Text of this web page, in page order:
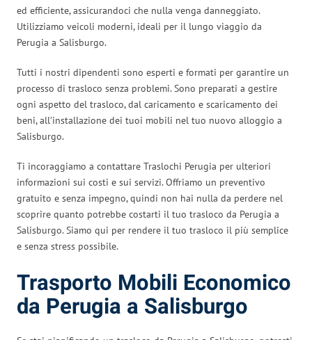
ed efficiente, assicurandoci che nulla venga danneggiato.
Utilizziamo veicoli moderni, ideali per il lungo viaggio da
Perugia a Salisburgo.
Tutti i nostri dipendenti sono esperti e formati per garantire un
processo di trasloco senza problemi. Sono preparati a gestire
ogni aspetto del trasloco, dal caricamento e scaricamento dei
beni, all’installazione dei tuoi mobili nel tuo nuovo alloggio a
Salisburgo.
Ti incoraggiamo a contattare Traslochi Perugia per ulteriori
informazioni sui costi e sui servizi. Offriamo un preventivo
gratuito e senza impegno, quindi non hai nulla da perdere nel
scoprire quanto potrebbe costarti il tuo trasloco da Perugia a
Salisburgo. Siamo qui per rendere il tuo trasloco il più semplice
e senza stress possibile.
Trasporto Mobili Economico
da Perugia a Salisburgo